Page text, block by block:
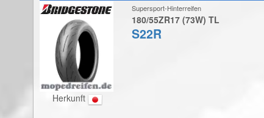
Herkunft
Supersport-Hinterreifen
180/55ZR17 (73W) TL
S22R